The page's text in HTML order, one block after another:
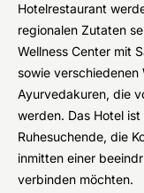
Hotelrestaurant
regionalen Zutaten
Wellness Center mit
sowie verschiedenen
Ayurvedakuren, die
werden. Das Hotel
Ruhesuchende, die
inmitten einer
verbinden möchten.